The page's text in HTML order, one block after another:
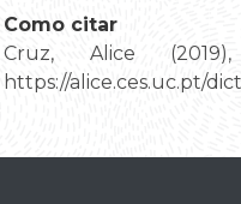
Como citar
Cruz, Alice
https://alice.ces.uc.pt/